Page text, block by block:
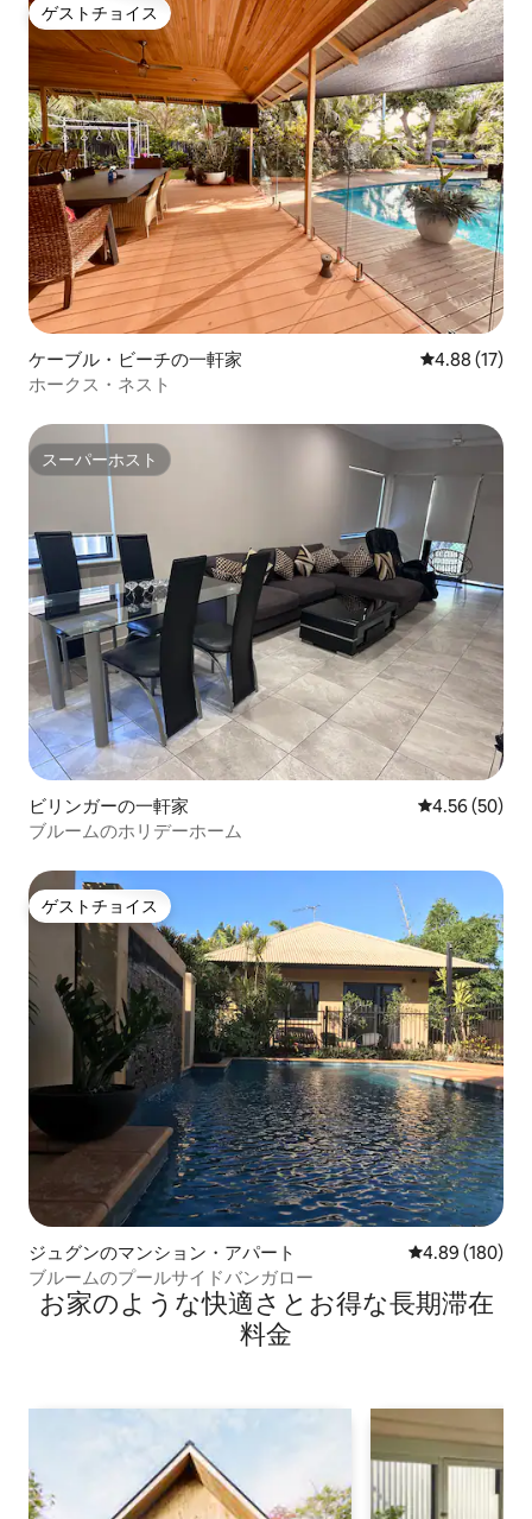
ゲストチョイス
ゲストチョイス
ケーブル・ビーチの一軒家 レビュー17
4.88 (17)
ホークス・ネスト
スーパーホスト
スーパーホスト
ビリンガーの一軒家 レビュー50
4.56 (50)
ブルームのホリデーホーム
ゲストチョイス
ゲストチョイス
ジュグンのマンション・アパート レビュー180
4.89 (180)
ブルームのプールサイドバンガロー
お家のような快⁠適⁠さ⁠とお⁠得⁠な長⁠期⁠滞⁠在
料⁠金